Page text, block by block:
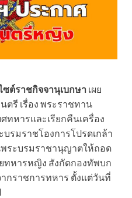
ซต์ราชกิจจานุเบกษา เผย
ตรี เรื่อง พระราชทาน
หารและเรียกคืนเครื่อง
รมราชโองการโปรดเกล้า
ระบรมราชานุญาตให้ถอด
ทหารหญิง สังกัดกองทัพบก
กราชการทหาร ตั้งแต่วันที่